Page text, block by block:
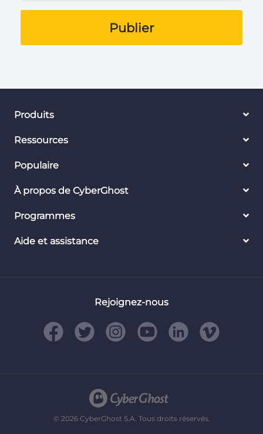
Publier
Produits
Ressources
Populaire
À propos de CyberGhost
Programmes
Aide et assistance
Rejoignez-nous
© 2026 CyberGhost S.A. Tous droits réservés.